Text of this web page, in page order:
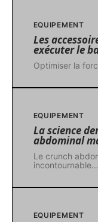
EQUIPEMENT
Les
exécuter le
Optimiser la
EQUIPEMENT
La science
abdominal
Le crunch
incontournable…
EQUIPEMENT